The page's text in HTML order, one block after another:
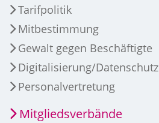
Tarifpolitik
Mitbestimmung
Gewalt gegen Beschäftigte
Digitalisierung/Datenschutz
Personalvertretung
Mitgliedsverbände